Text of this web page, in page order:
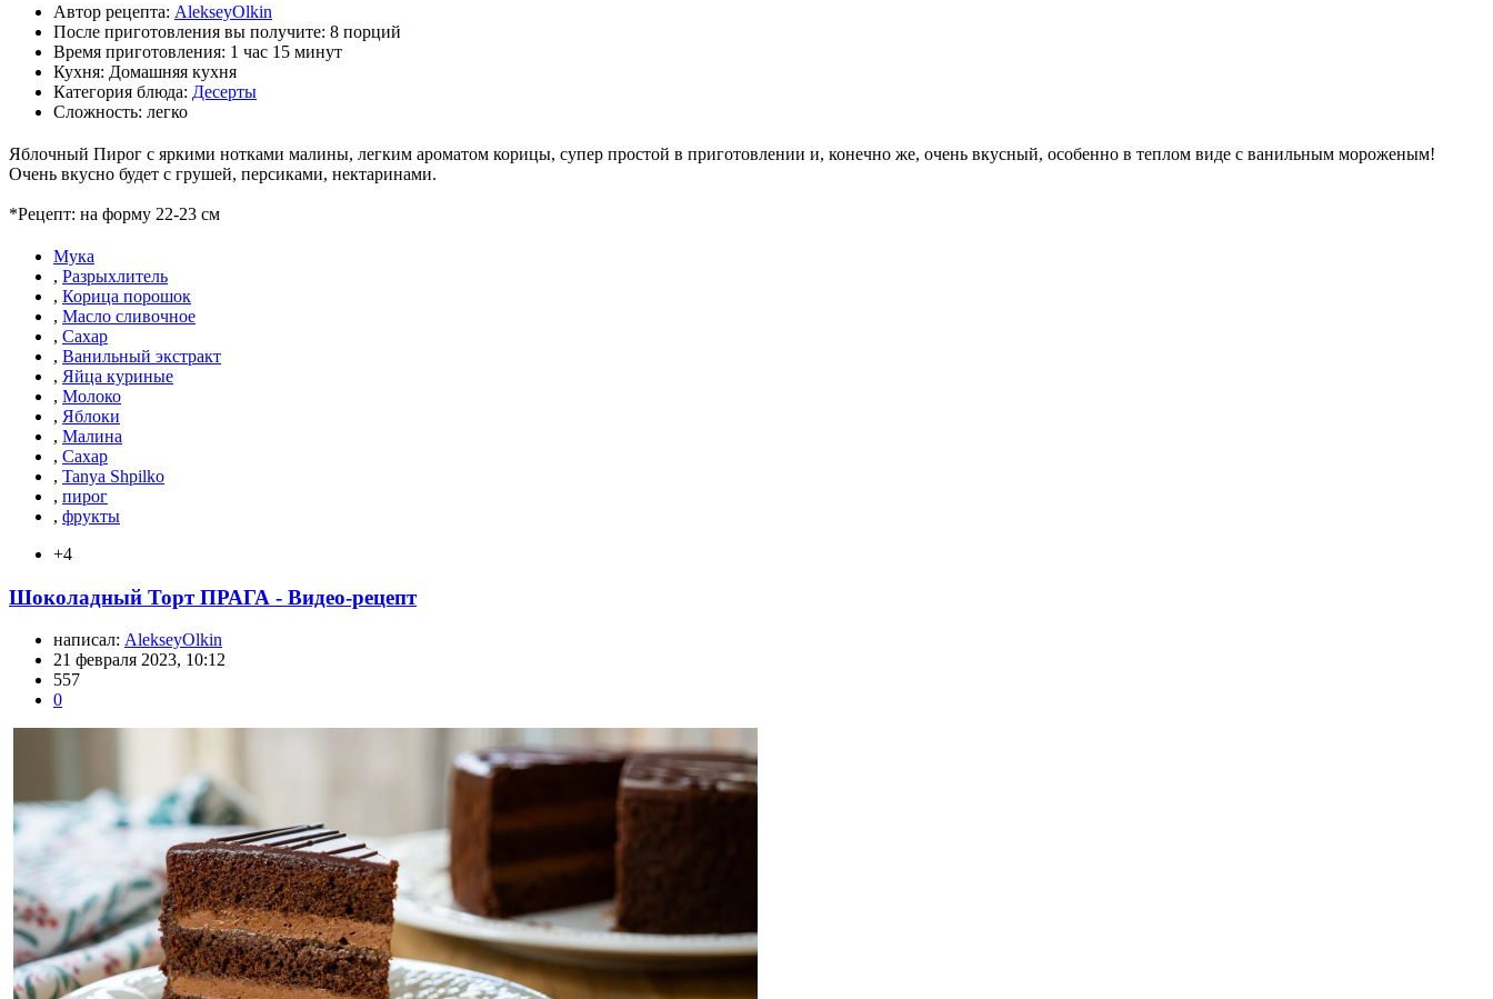
Автор рецепта: AlekseyOlkin
После приготовления вы получите: 8 порций
Время приготовления: 1 час 15 минут
Кухня: Домашняя кухня
Категория блюда: Десерты
Сложность: легко
Яблочный Пирог с яркими нотками малины, легким ароматом корицы, супер простой в приготовлении и, конечно же, очень вкусный, особенно в теплом виде с ванильным мороженым!
Очень вкусно будет с грушей, персиками, нектаринами.
*Рецепт: на форму 22-23 см
Мука
, Разрыхлитель
, Корица порошок
, Масло сливочное
, Сахар
, Ванильный экстракт
, Яйца куриные
, Молоко
, Яблоки
, Малина
, Сахар
, Tanya Shpilko
, пирог
, фрукты
+4
Шоколадный Торт ПРАГА - Видео-рецепт
написал: AlekseyOlkin
21 февраля 2023, 10:12
557
0